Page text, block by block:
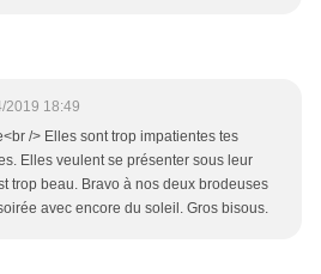
2019 18:49
/> Elles sont trop impatientes tes
Elles veulent se présenter sous leur
trop beau. Bravo à nos deux brodeuses
avec encore du soleil. Gros bisous.